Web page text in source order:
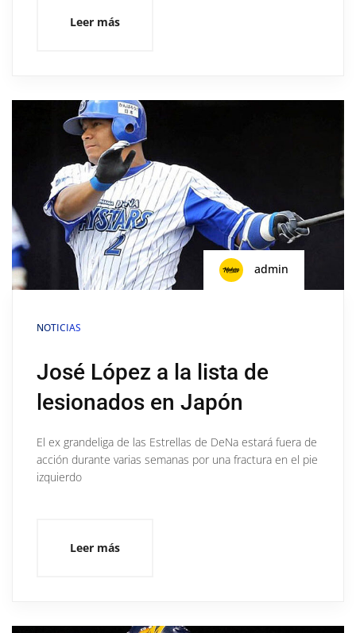
Leer más
admin
NOTICIAS
José López a la lista de
lesionados en Japón
El ex grandeliga de las Estrellas de DeNa estará fuera de
acción durante varias semanas por una fractura en el pie
izquierdo
Leer más